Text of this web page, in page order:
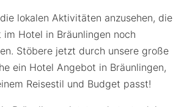
lokalen Aktivitäten anzusehen, die
Hotel in Bräunlingen noch
Stöbere jetzt durch unsere große
ein Hotel Angebot in Bräunlingen,
Reisestil und Budget passt!